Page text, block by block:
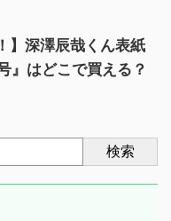
】深澤辰哉くん表紙
はどこで買える？
検索